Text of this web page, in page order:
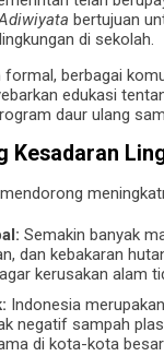
bertujuan
di sekolah.
formal, berbagai
edukasi
daur ulang
Kesadaran
Semakin banyak
dan kebakaran
kerusakan alam
Indonesia
negatif sampah
di kota-kota